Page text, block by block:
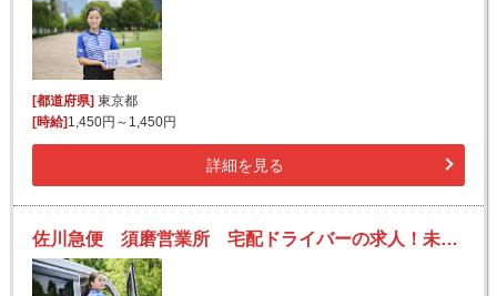
[都道府県]東京都
[時給]1,450円～1,450円
詳細を見る
佐川急便 須磨営業所 宅配ドライバーの求人！未経験歓迎！先輩たちがサポートします♪